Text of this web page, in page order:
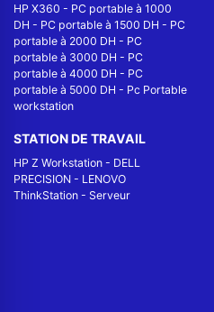
HP X360 - PC portable à 1000
DH - PC portable à 1500 DH - PC
portable à 2000 DH - PC
portable à 3000 DH - PC
portable à 4000 DH - PC
portable à 5000 DH - Pc Portable
workstation
STATION DE TRAVAIL
HP Z Workstation - DELL
PRECISION - LENOVO
ThinkStation - Serveur